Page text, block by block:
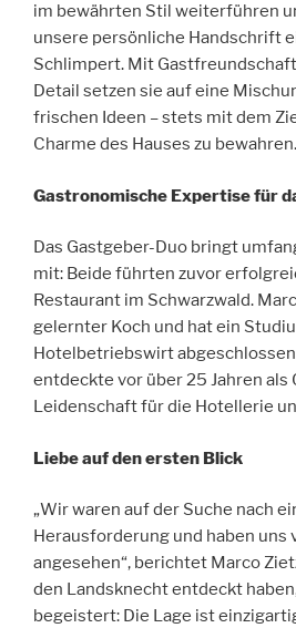
im bewährten Stil weiterführen
unsere persönliche Handschrift
Schlimpert. Mit
Detail setzen sie auf eine
frischen Ideen – stets mit dem
Charme des Hauses zu bewahren.
Gastronomische Expertise für
Das Gastgeber-Duo bringt
mit: Beide führten zuvor
Restaurant im Schwarzwald.
gelernter Koch und hat ein
Hotelbetriebswirt
entdeckte vor über 25 Jahren
Leidenschaft für die Hotellerie
Liebe auf den ersten Blick
„Wir waren auf der Suche nach
Herausforderung und haben uns
angesehen“, berichtet Marco
den Landsknecht entdeckt
begeistert: Die Lage ist